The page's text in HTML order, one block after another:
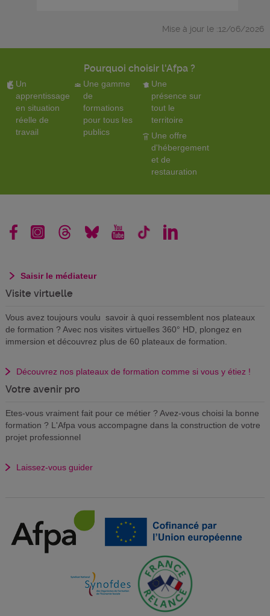
Mise à jour le :12/06/2026
Pourquoi choisir l'Afpa ?
Un
apprentissage
en situation
réelle de
travail
Une gamme
de
formations
pour tous les
publics
Une
présence sur
tout le
territoire
Une offre
d'hébergement
et de
restauration
Saisir le médiateur
Visite virtuelle
Vous avez toujours voulu savoir à quoi ressemblent nos plateaux
de formation ? Avec nos visites virtuelles 360° HD, plongez en
immersion et découvrez plus de 60 plateaux de formation.
Découvrez nos plateaux de formation comme si vous y étiez !
Votre avenir pro
Etes-vous vraiment fait pour ce métier ? Avez-vous choisi la bonne
formation ? L'Afpa vous accompagne dans la construction de votre
projet professionnel
Laissez-vous guider